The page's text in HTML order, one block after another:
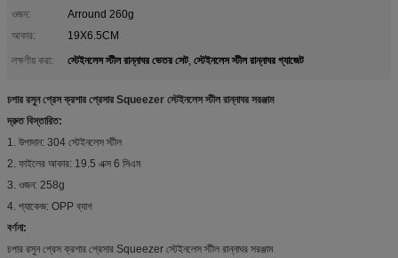
ওজন:
Arround 260g
আকার:
19X6.5CM
লক্ষণীয় করা:
স্টেইনলেস স্টীল রান্নাঘর ভেতর সেট, স্টেইনলেস স্টীল রান্নাঘর গ্যাজেট
চপার রসুন প্রেস ক্রশার প্রেসার Squeezer স্টেইনলেস স্টীল রান্নাঘর সরঞ্জাম
দ্রুত বিস্তারিত:
1. উপাদান: 304 স্টেইনলেস স্টীল
2. ফাইলের আকার: 19.5 এক্স 6 সিএম
3. ওজন: 258g
4. প্যাকেজ: OPP ব্যাগ
বর্ণনা:
চপার রসুন প্রেস ক্রশার প্রেসার Squeezer স্টেইনলেস স্টীল রান্নাঘর সরঞ্জাম